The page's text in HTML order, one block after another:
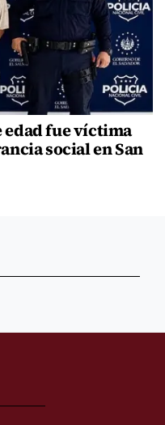
edad fue víctima
social en San